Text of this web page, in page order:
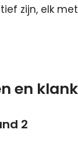
zijn, elk
en
2